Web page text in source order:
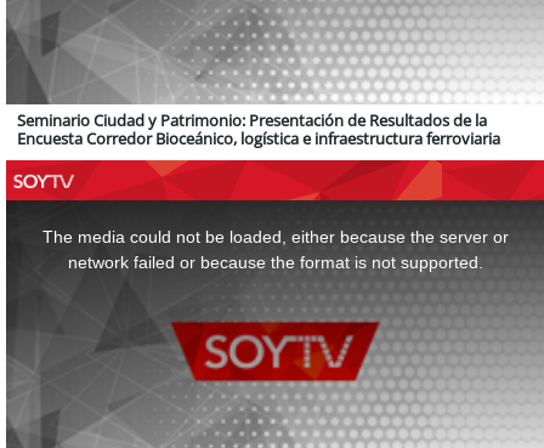
Seminario Ciudad y Patrimonio: Presentación de Resultados de la
Encuesta Corredor Bioceánico, logística e infraestructura ferroviaria
The media could not be loaded, either because the server or
network failed or because the format is not supported.